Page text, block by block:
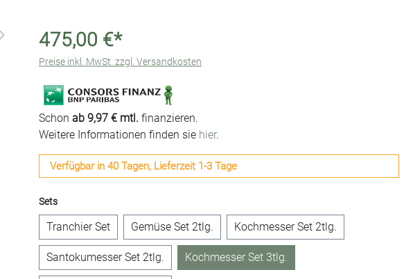
475,00 €*
Preise inkl. MwSt. zzgl. Versandkosten
Schon ab 9,97 € mtl. finanzieren.
Weitere Informationen finden sie hier.
Verfügbar in 40 Tagen, Lieferzeit 1-3 Tage
Setsauswählen
Tranchier Set Gemüse Set 2tlg. Kochmesser Set 2tlg.
Santokumesser Set 2tlg. Kochmesser Set 3tlg.